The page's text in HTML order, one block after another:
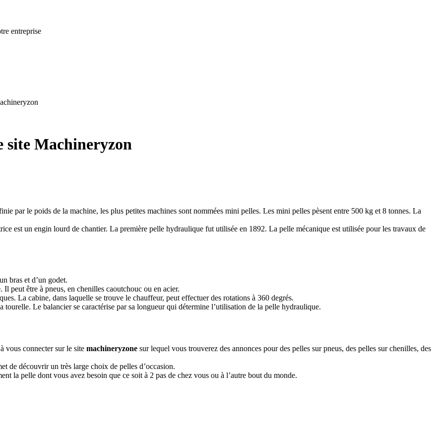
entreprise
site Machineryzon
par le poids de la machine, les plus petites machines sont nommées mini pelles. Les mini pelles pèsent entre 500 kg et 8 tonnes. La
est un engin lourd de chantier. La première pelle hydraulique fut utilisée en 1892. La pelle mécanique est utilisée pour les travaux de
bras et d’un godet.
peut être à pneus, en chenilles caoutchouc ou en acier.
La cabine, dans laquelle se trouve le chauffeur, peut effectuer des rotations à 360 degrés.
tourelle. Le balancier se caractérise par sa longueur qui détermine l’utilisation de la pelle hydraulique.
vous connecter sur le site machineryzone sur lequel vous trouverez des annonces pour des pelles sur pneus, des pelles sur chenilles, des
de découvrir un très large choix de pelles d’occasion.
la pelle dont vous avez besoin que ce soit à 2 pas de chez vous ou à l’autre bout du monde.